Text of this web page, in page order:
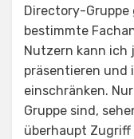
Directory-
bestimmte
Nutzern kann ich
präsentieren und
einschränken.
Gruppe sind,
überhaupt